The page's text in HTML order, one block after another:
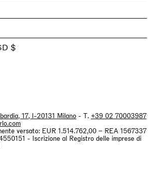
$
17, I-20131 Milano - T. +39 02 70003987
versato: EUR 1.514.762,00 – REA 1567337
- Iscrizione al Registro delle imprese di